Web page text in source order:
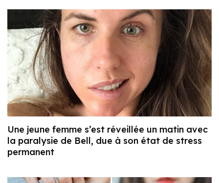
Une jeune femme s’est réveillée un matin avec
la paralysie de Bell, due à son état de stress
permanent